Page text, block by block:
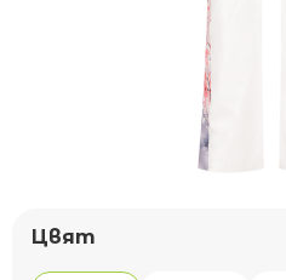
Цвят